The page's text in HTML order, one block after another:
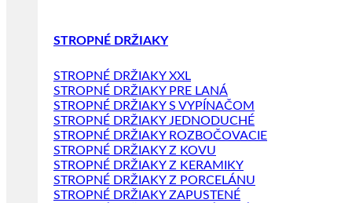
STROPNÉ DRŽIAKY
STROPNÉ DRŽIAKY XXL
STROPNÉ DRŽIAKY PRE LANÁ
STROPNÉ DRŽIAKY S VYPÍNAČOM
STROPNÉ DRŽIAKY JEDNODUCHÉ
STROPNÉ DRŽIAKY ROZBOČOVACIE
STROPNÉ DRŽIAKY Z KOVU
STROPNÉ DRŽIAKY Z KERAMIKY
STROPNÉ DRŽIAKY Z PORCELÁNU
STROPNÉ DRŽIAKY ZAPUSTENÉ